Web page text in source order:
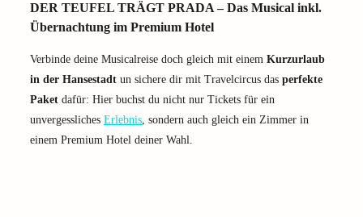
DER TEUFEL TRÄGT PRADA – Das Musical inkl.
Übernachtung im Premium Hotel
Verbinde deine Musicalreise doch gleich mit einem Kurzurlaub
in der Hansestadt un sichere dir mit Travelcircus das perfekte
Paket dafür: Hier buchst du nicht nur Tickets für ein
unvergessliches Erlebnis, sondern auch gleich ein Zimmer in
einem Premium Hotel deiner Wahl.